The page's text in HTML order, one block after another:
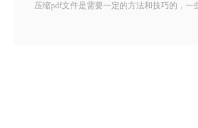
压缩pdf文件是需要一定的方法和技巧的，